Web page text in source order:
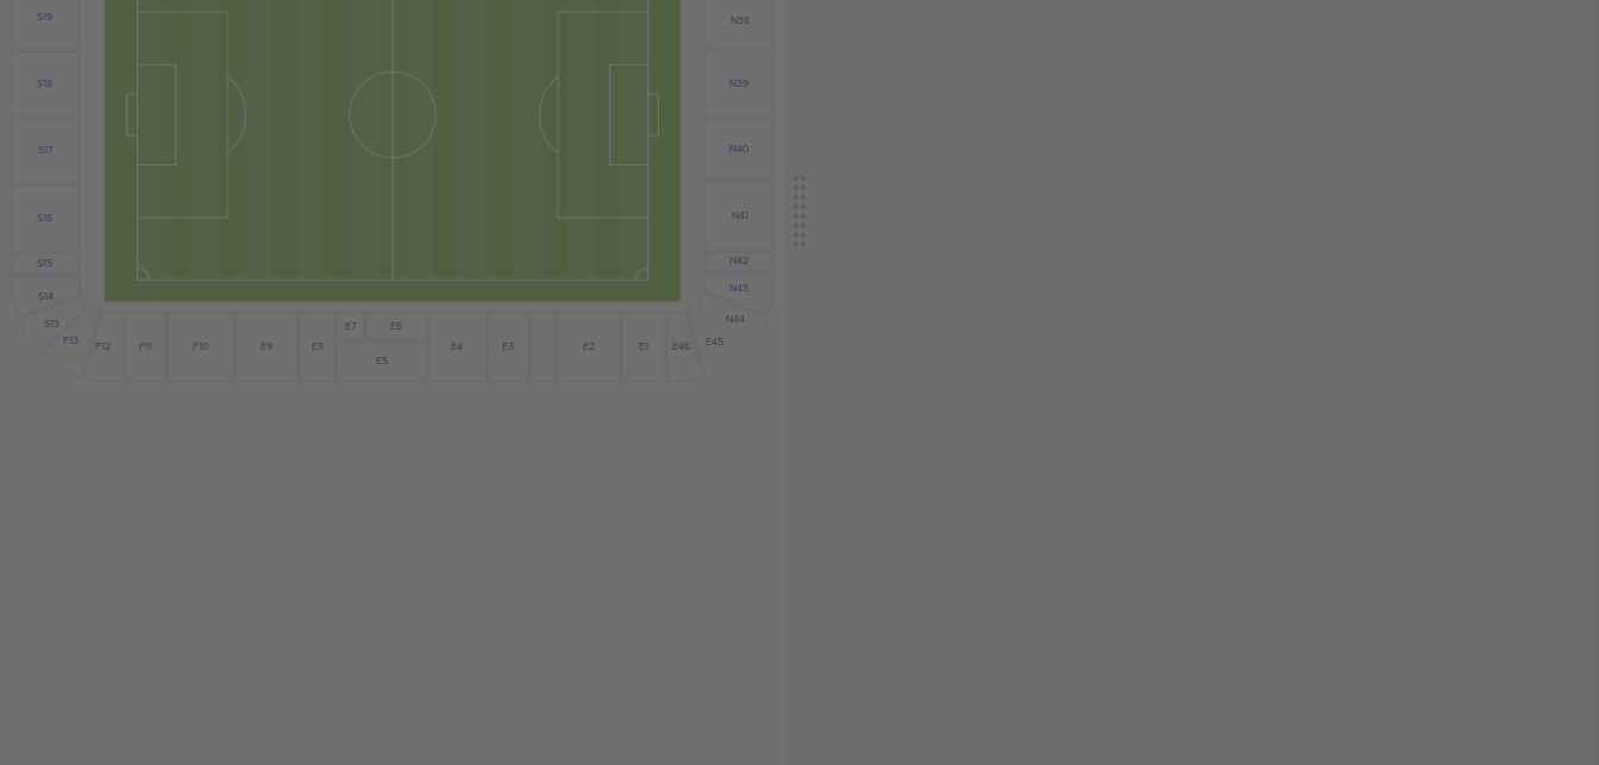
S13
S14
S15
S16
S17
S18
S19 N38
N39
N40
N41
N42
N43
N44
E1
E2
E3
E4
E5
E6
E7
E8
E9 E45
E46
F10
F11
F12
F13